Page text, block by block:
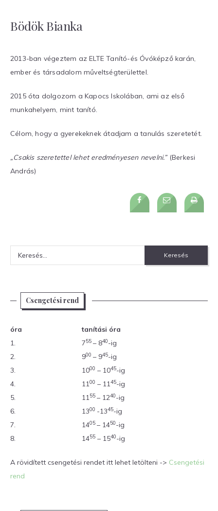
Bödök Bianka
2013-ban végeztem az ELTE Tanító-és Óvóképző karán,
ember és társadalom műveltségterülettel.
2015 óta dolgozom a Kapocs Iskolában, ami az első
munkahelyem, mint tanító.
Célom, hogy a gyerekeknek átadjam a tanulás szeretetét.
„Csakis szeretettel lehet eredményesen nevelni.”(Berkesi
András)
Keresés:
Csengetési rend
óra
tanítási óra
1.
755 – 840-ig
2.
900 – 945-ig
3.
1000 – 1045-ig
4.
1100 – 1145-ig
5.
1155 – 1240-ig
6.
1300 -1345-ig
7.
1405 – 1450-ig
8.
1455 – 1540-ig
A rövidített csengetési rendet itt lehet letölteni -> Csengetési
rend